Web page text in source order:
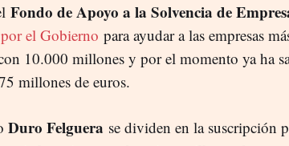
Fondo de Apoyo a la Solvencia de
el Gobierno para ayudar a las empresas
10.000 millones y por el momento ya ha
millones de euros.
Duro Felguera se dividen en la suscripción